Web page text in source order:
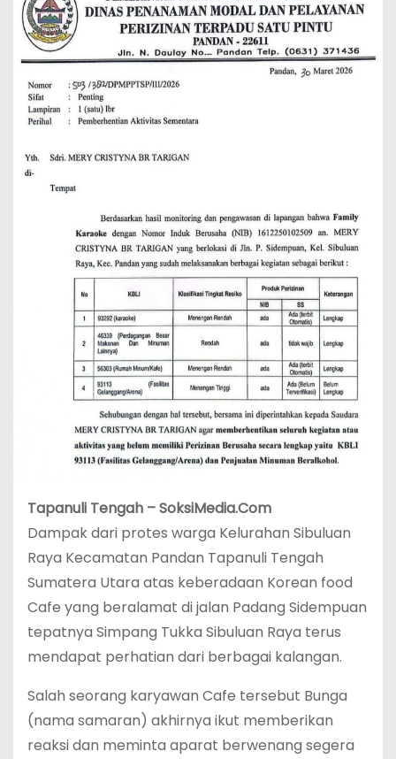
Tapanuli Tengah – SoksiMedia.Com
Dampak dari protes warga Kelurahan Sibuluan
Raya Kecamatan Pandan Tapanuli Tengah
Sumatera Utara atas keberadaan Korean food
Cafe yang beralamat di jalan Padang Sidempuan
tepatnya Simpang Tukka Sibuluan Raya terus
mendapat perhatian dari berbagai kalangan.
Salah seorang karyawan Cafe tersebut Bunga
(nama samaran) akhirnya ikut memberikan
reaksi dan meminta aparat berwenang segera